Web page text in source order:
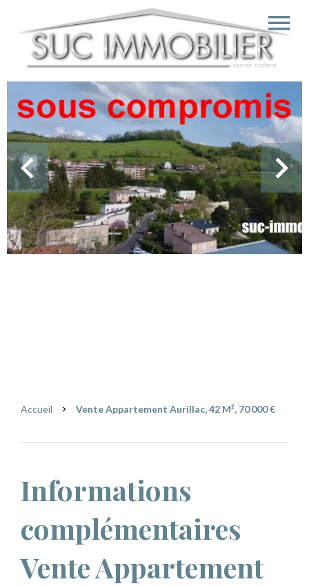
Accueil Vente Appartement Aurillac, 42 M², 70 000 €
Informations
complémentaires
Vente Appartement